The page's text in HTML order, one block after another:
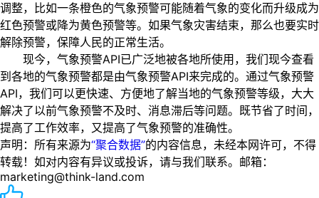
调整，比如一条橙色的气象预警可能随着气象的变化而升级成为
红色预警或降为黄色预警等。如果气象灾害结束，那么也要实时
解除预警，保障人民的正常生活。
现今，气象预警API已广泛地被各地所使用，我们现今查看
到各地的气象预警都是由气象预警API来完成的。通过气象预警
API，我们可以更快速、方便地了解当地的气象预警等级，大大
解决了以前气象预警不及时、消息滞后等问题。既节省了时间，
提高了工作效率，又提高了气象预警的准确性。
声明：所有来源为“聚合数据”的内容信息，未经本网许可，不得
转载！如对内容有异议或投诉，请与我们联系。邮箱：
marketing@think-land.com